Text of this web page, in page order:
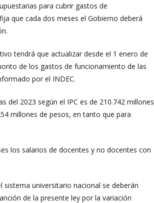
para cubrir gastos de
que cada dos meses el Gobierno deberá
tendrá que actualizar desde el 1 enero de
de los gastos de funcionamiento de las
por el INDEC.
del 2023 según el IPC es de 210.742 millones
millones de pesos, en tanto que para
los salarios de docentes y no docentes con
universitario nacional se deberán
de la presente ley por la variación